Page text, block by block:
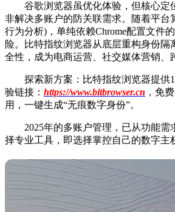
谷歌浏览器虽优化体验，但核心定
非解决多账户的防关联需求。随着平台
行为分析)，单纯依赖Chrome配置文件
险。比特指纹浏览器从底层重构身份隔
全性，成为电商运营、社交媒体营销、
探索新方案：比特指纹浏览器提供
验链接： https://www.bitbrowser.cn ，免
用，一键生成“无痕数字身份”。
2025年的多账户管理，已从功能需
择专业工具，即选择掌控自己的数字主